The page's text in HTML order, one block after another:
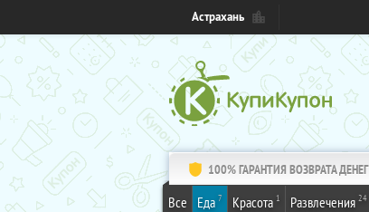
Астрахань
100% ГАРАНТИЯ ВОЗВРАТА ДЕНЕГ
Все Еда 7 Красота 1 Развлечения 24